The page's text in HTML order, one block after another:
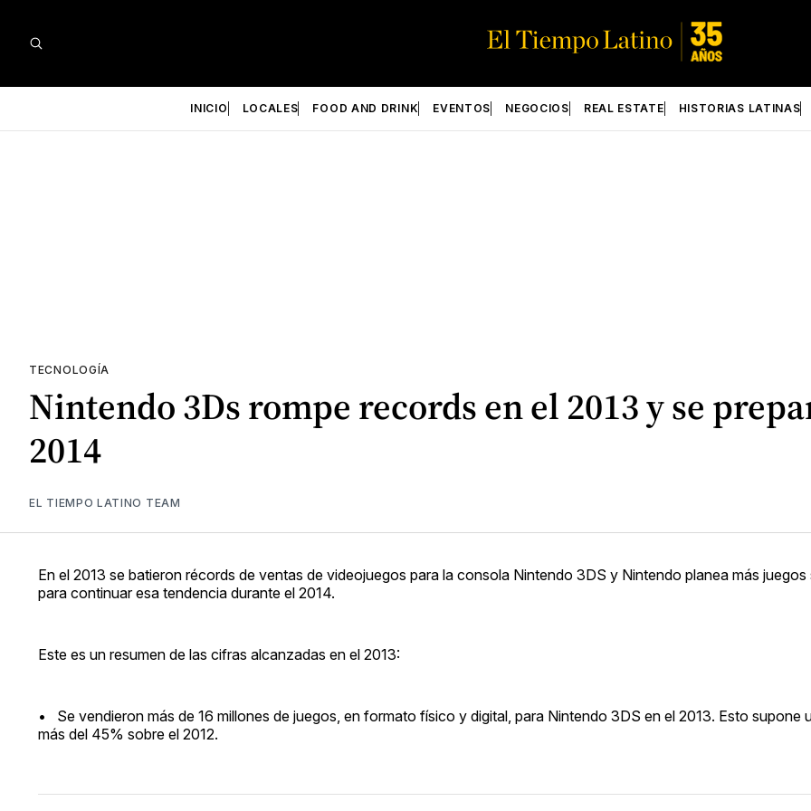
INICIO LOCALES FOOD AND DRINK EVENTOS NEGOCIOS REAL ESTATE HISTORIAS LATINAS
TECNOLOGÍA
Nintendo 3Ds rompe records en el 2013 y se
2014
EL TIEMPO LATINO TEAM
En el 2013 se batieron récords de ventas de videojuegos para la consola Nintendo 3DS y Nintendo planea más juegos
para continuar esa tendencia durante el 2014.
Este es un resumen de las cifras alcanzadas en el 2013:
• Se vendieron más de 16 millones de juegos, en formato físico y digital, para Nintendo 3DS en el 2013. Esto supone
más del 45% sobre el 2012.